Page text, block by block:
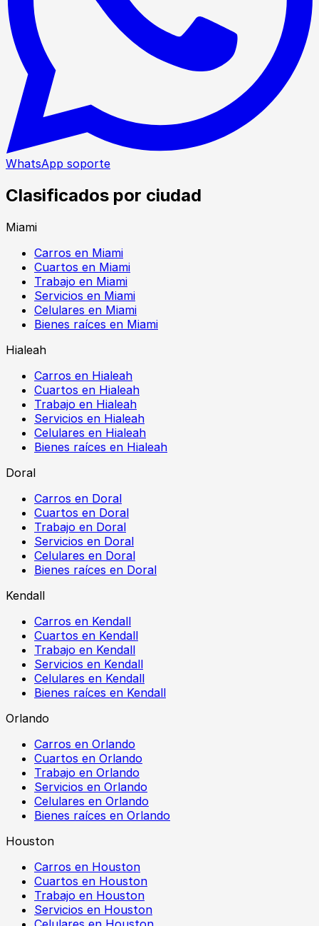
WhatsApp soporte
Clasificados por ciudad
Miami
Carros en Miami
Cuartos en Miami
Trabajo en Miami
Servicios en Miami
Celulares en Miami
Bienes raíces en Miami
Hialeah
Carros en Hialeah
Cuartos en Hialeah
Trabajo en Hialeah
Servicios en Hialeah
Celulares en Hialeah
Bienes raíces en Hialeah
Doral
Carros en Doral
Cuartos en Doral
Trabajo en Doral
Servicios en Doral
Celulares en Doral
Bienes raíces en Doral
Kendall
Carros en Kendall
Cuartos en Kendall
Trabajo en Kendall
Servicios en Kendall
Celulares en Kendall
Bienes raíces en Kendall
Orlando
Carros en Orlando
Cuartos en Orlando
Trabajo en Orlando
Servicios en Orlando
Celulares en Orlando
Bienes raíces en Orlando
Houston
Carros en Houston
Cuartos en Houston
Trabajo en Houston
Servicios en Houston